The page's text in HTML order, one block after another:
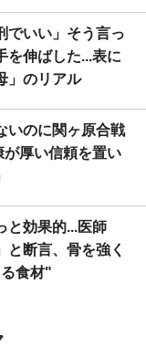
でいい」そう言っ
を伸ばした...表に
」のリアル
いのに関ヶ原合戦
が厚い信頼を置い
と効果的...医師
と断言、骨を強く
食材"